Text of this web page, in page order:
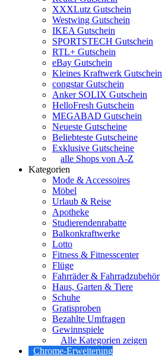
XXXLutz Gutschein
Westwing Gutschein
IKEA Gutschein
SPORTSTECH Gutschein
RTL+ Gutschein
eBay Gutschein
Kleines Kraftwerk Gutschein
congstar Gutschein
Anker SOLIX Gutschein
HelloFresh Gutschein
MEGABAD Gutschein
Neueste Gutscheine
Beliebteste Gutscheine
Exklusive Gutscheine
alle Shops von A-Z
Kategorien
Mode & Accessoires
Möbel
Urlaub & Reise
Apotheke
Studierendenrabatte
Balkonkraftwerke
Lotto
Fitness & Fitnesscenter
Flüge
Fahrräder & Fahrradzubehör
Haus, Garten & Tiere
Schuhe
Gratisproben
Bezahlte Umfragen
Gewinnspiele
Alle Kategorien zeigen
Chrome-Erweiterung